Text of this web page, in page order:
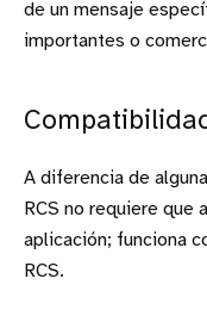
de un mensaje
importantes o
A diferencia de
RCS no requiere que
aplicación; funciona
RCS.